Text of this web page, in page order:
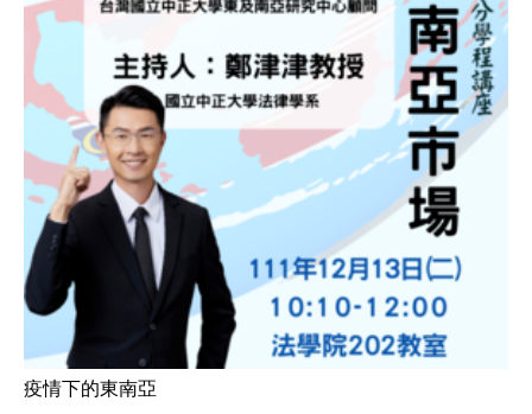
疫情下的東南亞